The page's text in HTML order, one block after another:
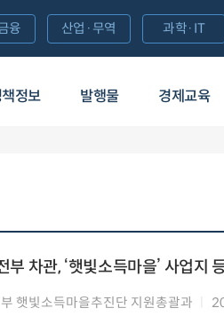
정보 발행물 경제교육
융 산업·무역 과학·IT
부 차관, ‘햇빛소득마을’ 사업지
햇빛소득마을추진단 지원총괄과